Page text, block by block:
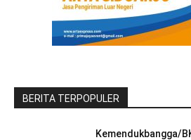
BERITA TERPOPULER
Kemendukbangga/